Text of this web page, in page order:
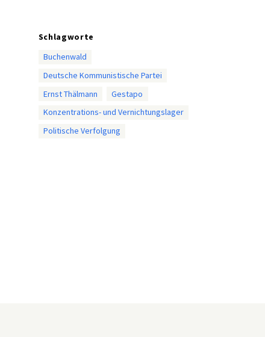
Schlagworte
Buchenwald
Deutsche Kommunistische Partei
Ernst Thälmann
Gestapo
Konzentrations- und Vernichtungslager
Politische Verfolgung